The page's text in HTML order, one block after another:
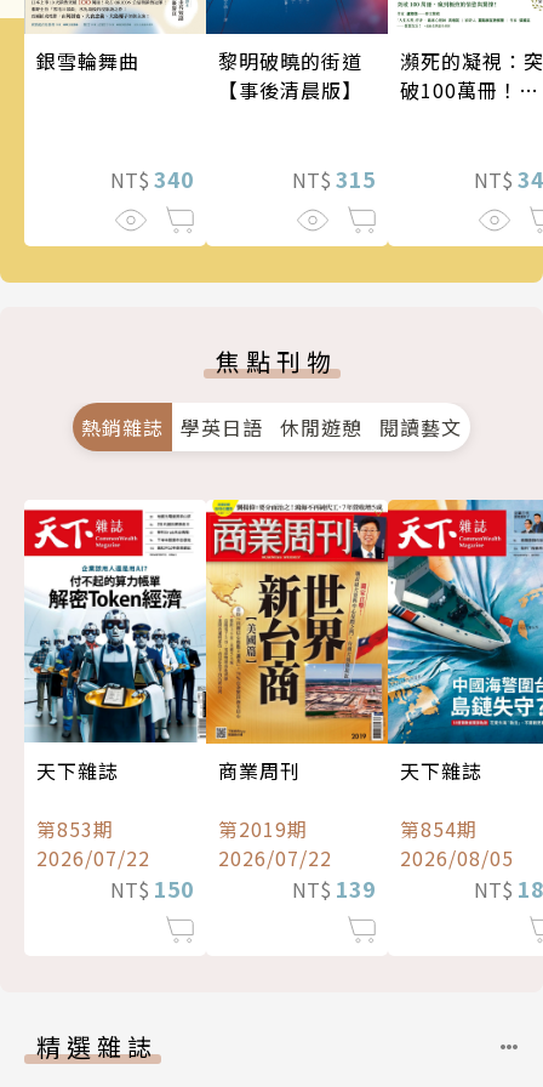
銀雪輪舞曲
NT$ 340
黎明破曉的街道
【事後清晨版】
NT$ 315
瀕死的凝視：突
破100萬冊！這
的情慾與驚悚！
NT$
焦點刊物
熱銷雜誌 學英日語 休閒遊憩 閱讀藝文
天下雜誌
第853期
2026/07/22
NT$ 150
商業周刊
第2019期
2026/07/22
NT$ 139
天下雜誌
第854期
2026/08/05
NT$
精選雜誌